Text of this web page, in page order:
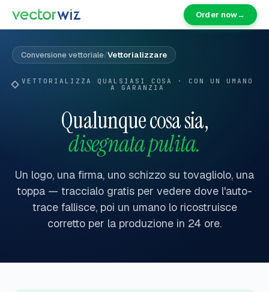
Order now→
Conversione vettoriale/Vettorializzare
VETTORIALIZZA QUALSIASI COSA · CON UN UMANO
A GARANZIA
Qualunque cosa sia,
disegnata pulita.
Un logo, una firma, uno schizzo su tovagliolo, una
toppa — traccialo gratis per vedere dove l'auto-
trace fallisce, poi un umano lo ricostruisce
corretto per la produzione in 24 ore.